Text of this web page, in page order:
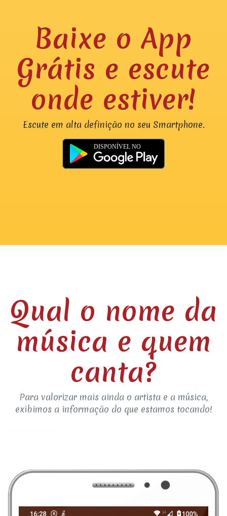
Baixe o App
Grátis e escute
onde estiver!
Escute em alta definição no seu Smartphone.
Qual o nome da
música e quem
canta?
Para valorizar mais ainda o artista e a música,
exibimos a informação do que estamos tocando!